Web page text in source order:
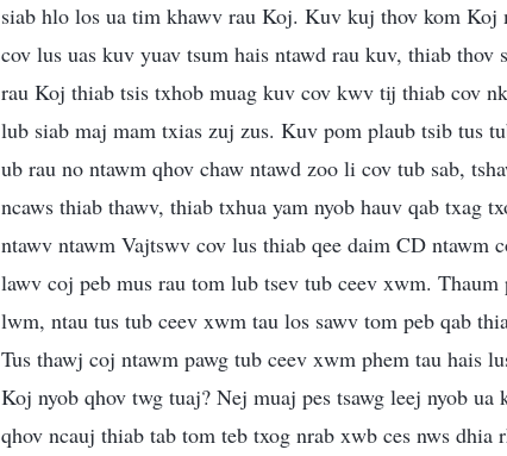
siab hlo los ua tim khawv rau Koj. Kuv kuj thov kom
cov lus uas kuv yuav tsum hais ntawd rau kuv, thiab
rau Koj thiab tsis txhob muag kuv cov kwv tij thiab cov
lub siab maj mam txias zuj zus. Kuv pom plaub tsib tus
ub rau no ntawm qhov chaw ntawd zoo li cov tub sab,
ncaws thiab thawv, thiab txhua yam nyob hauv qab txag
ntawv ntawm Vajtswv cov lus thiab qee daim CD ntawm
lawv coj peb mus rau tom lub tsev tub ceev xwm.
lwm, ntau tus tub ceev xwm tau los sawv tom peb qab
Tus thawj coj ntawm pawg tub ceev xwm phem tau hais
Koj nyob qhov twg tuaj? Nej muaj pes tsawg leej nyob
qhov ncauj thiab tab tom teb txog nrab xwb ces nws